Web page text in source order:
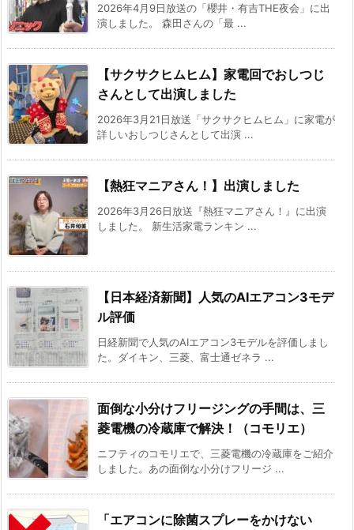
2026年4月9日放送の「櫻井・有吉THE夜会」に出
演しました。 森田さんの「最 ...
【サクサクヒムヒム】家電回でおしつじ
さんとして出演しました
2026年3月21日放送「サクサクヒムヒム」に家電が
詳しいおしつじさんとして出演 ...
【熱狂マニアさん！】出演しました
2026年3月26日放送『熱狂マニアさん！』に出演
しました。 新生活家電ランキン ...
【日本経済新聞】人気のAIエアコン3モデ
ル評価
日経新聞で人気のAIエアコン3モデルを評価しまし
た。ダイキン、三菱、富士通ゼネラ ...
面倒な小分けフリージングの手間は、三
菱電機の冷蔵庫で解決！（コモリエ）
ニフティのコモリエで、三菱電機の冷蔵庫をご紹介
しました。あの面倒な小分けフリージ ...
「エアコンに除菌スプレーをかけない